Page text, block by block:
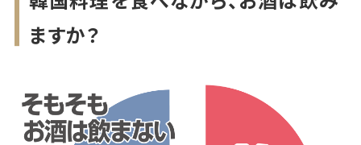
ますか？